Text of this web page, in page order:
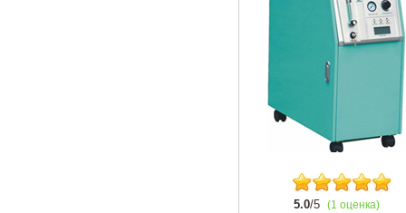
5.0/5 (1 оценка)